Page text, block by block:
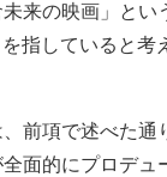
来の映画」とい
を指していると考
前項で述べた通
面的にプロデュ